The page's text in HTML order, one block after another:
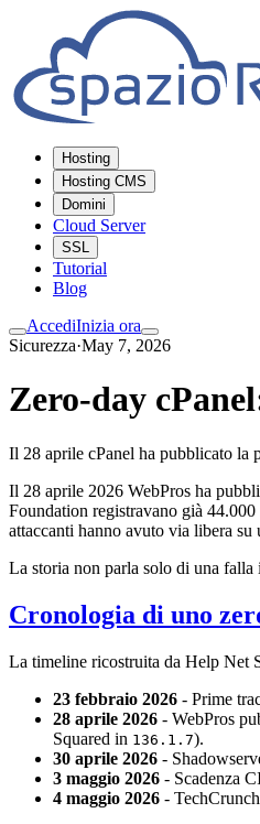
Hosting
Hosting CMS
Domini
Cloud Server
SSL
Tutorial
Blog
AccediInizia ora
Sicurezza·May 7, 2026
Zero-day
Il 28 aprile cPanel ha pubblicato la
Il 28 aprile 2026 WebPros ha
Foundation registravano già
attaccanti hanno avuto via libera
La storia non parla solo di una
Cronologia di uno
La timeline ricostruita da Help Net
23 febbraio 2026 - Prime
28 aprile 2026 - WebPros
Squared in 136.1.7).
30 aprile 2026 -
3 maggio 2026 - Scadenza
4 maggio 2026 -